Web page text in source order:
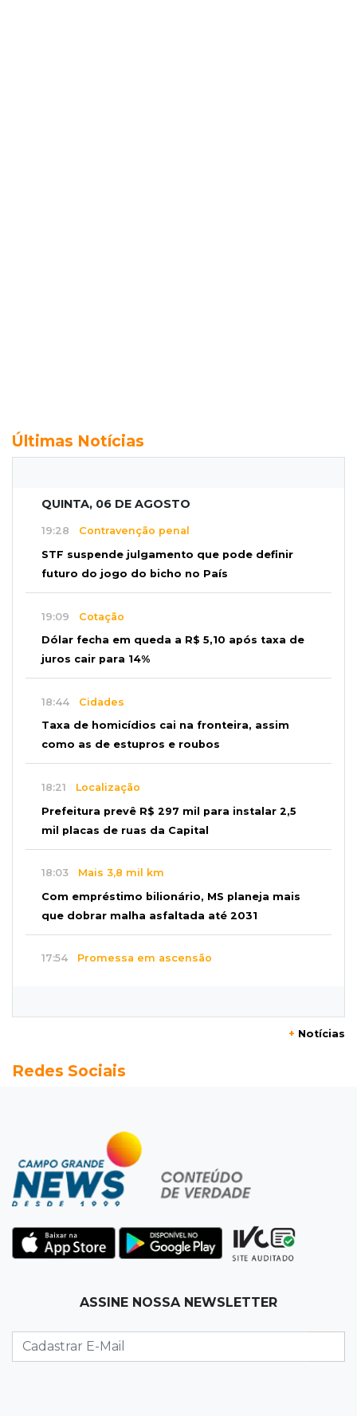
Últimas Notícias
QUINTA, 06 DE AGOSTO
19:28 Contravenção penal
STF suspende julgamento que pode definir
futuro do jogo do bicho no País
19:09 Cotação
Dólar fecha em queda a R$ 5,10 após taxa de
juros cair para 14%
18:44 Cidades
Taxa de homicídios cai na fronteira, assim
como as de estupros e roubos
18:21 Localização
Prefeitura prevê R$ 297 mil para instalar 2,5
mil placas de ruas da Capital
18:03 Mais 3,8 mil km
Com empréstimo bilionário, MS planeja mais
que dobrar malha asfaltada até 2031
17:54 Promessa em ascensão
Grávida acha barata em hambúrguer e
Veja os horários
Velório de Luis Pedro Scalise será no Rubens
Gil de Camillo nesta sexta-feira
Nova lei pune deepfakes sexuais com crianças
e amplia investigação na internet
Quatro carros
provoca engavetamento na Mascarenhas
+ Notícias
Redes Sociais
ASSINE NOSSA NEWSLETTER